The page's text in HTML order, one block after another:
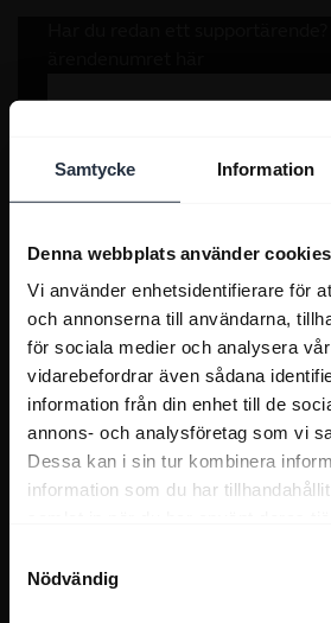
Samtycke Information
Denna webbplats använder cookies
Vi använder enhetsidentifierare för
och annonserna till användarna,
för sociala medier och analysera
vidarebefordrar även sådana
information från din enhet till de
annons- och analysföretag som vi
Dessa kan i sin tur kombinera
information som du har
Nödvändig